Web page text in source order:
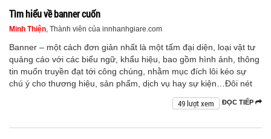
Tìm hiểu về banner cuốn
Minh Thiện, Thành viên của innhanhgiare.com
Banner – một cách đơn giản nhất là một tấm đại diện, loại vật tư
quảng cáo với các biểu ngữ, khẩu hiệu, bao gồm hình ảnh, thông
tin muốn truyền đạt tới công chúng, nhằm mục đích lôi kéo sự
chú ý cho thương hiệu, sản phẩm, dịch vụ hay sự kiện…Đôi nét
ĐỌC TIẾP
49 lượt xem